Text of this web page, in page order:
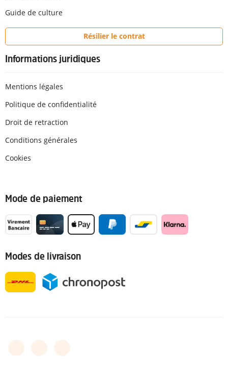
Guide de culture
Résilier le contrat
Informations juridiques
Mentions légales
Politique de confidentialité
Droit de retraction
Conditions générales
Cookies
Mode de paiement
Modes de livraison